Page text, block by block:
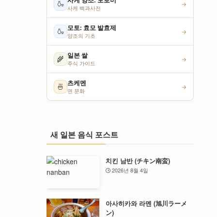
🍶
사케 백과사전
→
🍶 모토: 효모 발효제
양조의 기초
→
🌾 일본 쌀
주식 가이드
→
🍜 츠케멘
면 문화
→
새 일본 음식 포스트
치킨 남반 (チキン南蛮)
2026년 8월 4일
아사히카와 라멘 (旭川ラーメ
ン)